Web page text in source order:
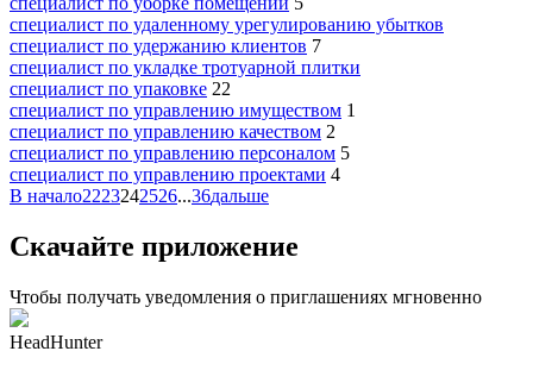
специалист по удаленному урегулированию убытков
специалист по удержанию клиентов 7
специалист по укладке тротуарной плитки
специалист по упаковке 22
специалист по управлению имуществом 1
специалист по управлению качеством 2
специалист по управлению персоналом 5
специалист по управлению проектами 4
В начало2223242526...36дальше
Скачайте приложение
Чтобы получать уведомления о приглашениях мгновенно
HeadHunter